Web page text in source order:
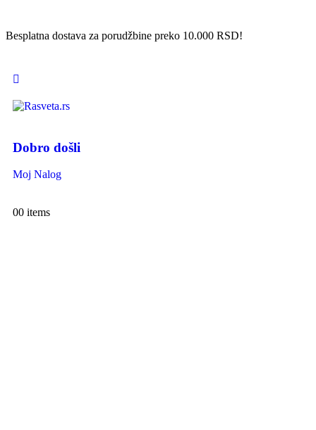
Besplatna dostava za porudžbine preko 10.000 RSD!
Dobro došli
Moj Nalog
00 items